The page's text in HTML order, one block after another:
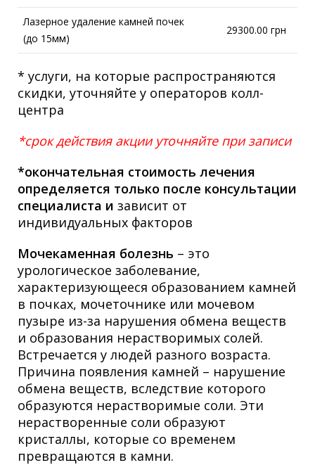
Лазерное удаление камней почек
(до 15мм)
29300.00 грн
* услуги, на которые распространяются
скидки, уточняйте у операторов колл-
центра
*срок действия акции уточняйте при записи
*окончательная стоимость лечения
определяется только после консультации
специалиста и зависит от
индивидуальных факторов
Мочекаменная болезнь – это
урологическое заболевание,
характеризующееся образованием камней
в почках, мочеточнике или мочевом
пузыре из-за нарушения обмена веществ
и образования нерастворимых солей.
Встречается у людей разного возраста.
Причина появления камней – нарушение
обмена веществ, вследствие которого
образуются нерастворимые соли. Эти
нерастворенные соли образуют
кристаллы, которые со временем
превращаются в камни.